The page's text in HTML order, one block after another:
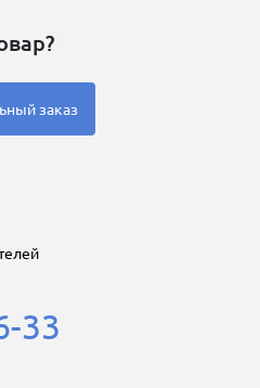
заказ
33